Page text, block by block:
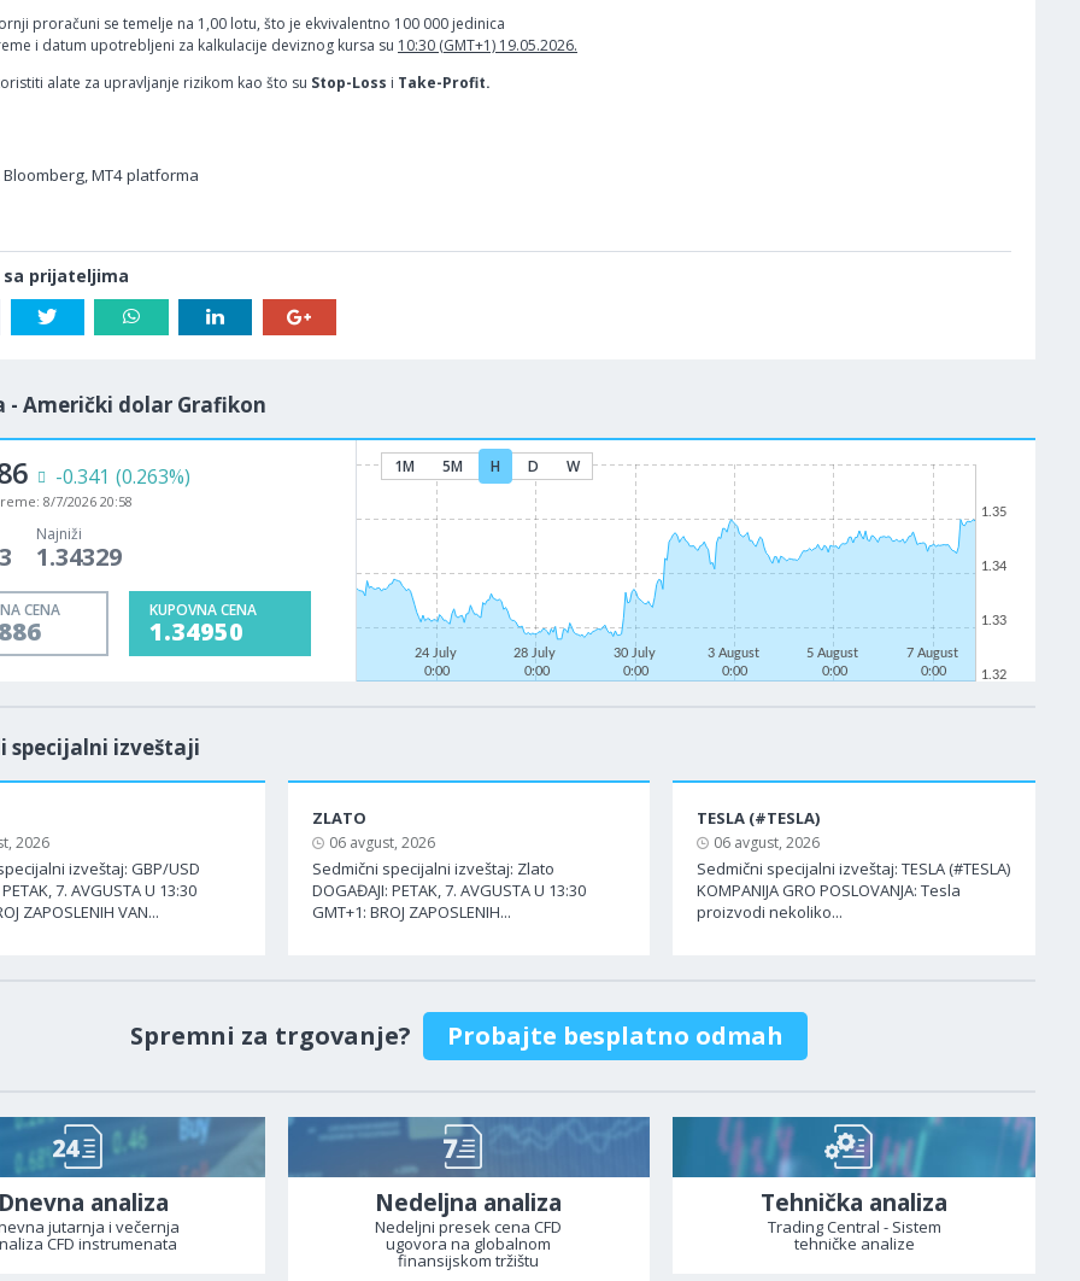
proračuni se temelje na 1,00 lotu, što je ekvivalentno 100 000 jedinica
i datum upotrebljeni za kalkulacije deviznog kursa su 10:30 (GMT+1) 19.05.2026.
alate za upravljanje rizikom kao što su Stop-Loss i Take-Profit.
MT4 platforma
sa prijateljima
- Američki dolar Grafikon
-0.341 (0.263%)
8/7/2026 20:58
Najniži
1.34329
CENA KUPOVNA CENA
1.34950
1M 5M H D W
24 July
0:00
28 July
0:00
30 July
0:00
3 August
0:00
5 August
0:00
7 August
0:00
1.32
1.33
1.34
1.35
specijalni izveštaji
2026
izveštaj: GBP/USD
7. AVGUSTA U 13:30
ZAPOSLENIH VAN...
ZLATO
06 avgust, 2026
Sedmični specijalni izveštaj: Zlato
DOGAĐAJI: PETAK, 7. AVGUSTA U 13:30
GMT+1: BROJ ZAPOSLENIH...
TESLA (#TESLA)
06 avgust, 2026
Sedmični specijalni izveštaj: TESLA (#TESLA)
KOMPANIJA GRO POSLOVANJA: Tesla
proizvodi nekoliko...
Spremni za trgovanje? Probajte besplatno odmah
Dnevna analiza
jutarnja i večernja
CFD instrumenata
Nedeljna analiza
Nedeljni presek cena CFD
ugovora na globalnom
finansijskom tržištu
Tehnička analiza
Trading Central - Sistem
tehničke analize